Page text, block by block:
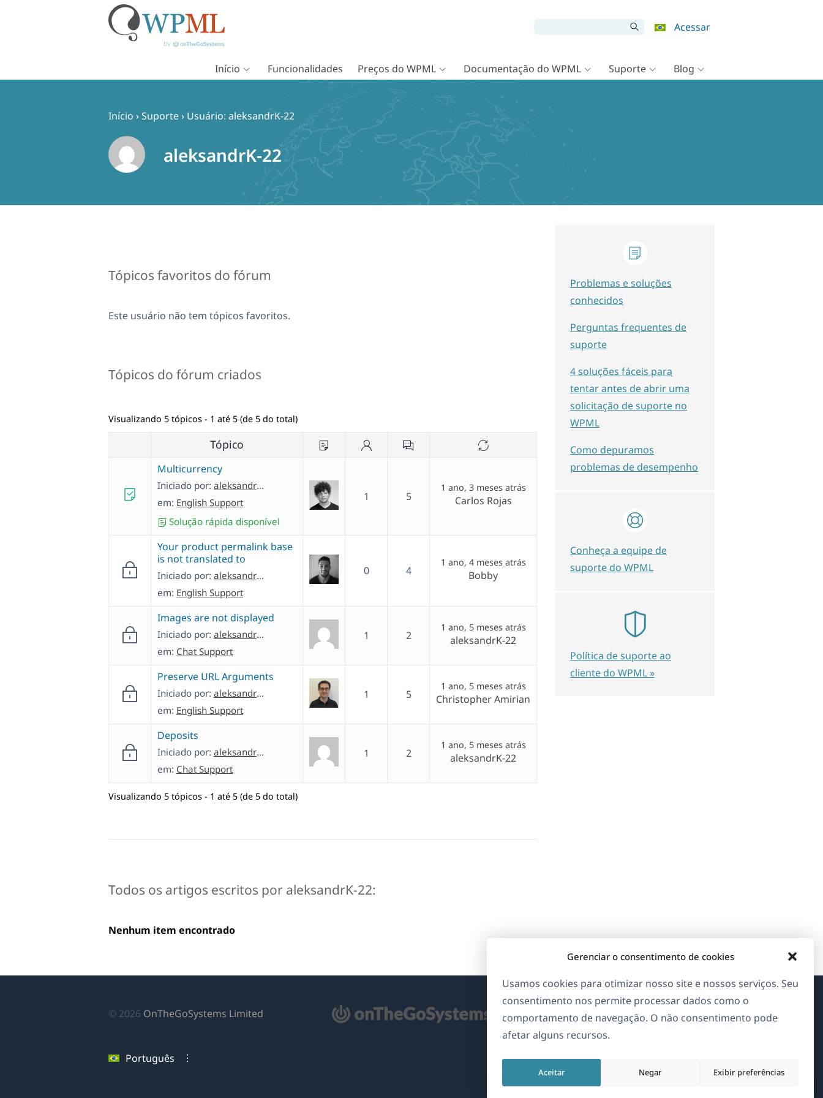
Gerenciar o consentimento de cookies
Usamos cookies para otimizar nosso site e nossos serviços. Seu
consentimento nos permite processar dados como o
comportamento de navegação. O não consentimento pode
afetar alguns recursos.
Aceitar Negar Exibir preferências
Acessar
Início Funcionalidades Preços do WPML Documentação do WPML Suporte Blog
Início ›Suporte› Usuário: aleksandrK-22
aleksandrK-22
Tópicos favoritos do fórum
Este usuário não tem tópicos favoritos.
Tópicos do fórum criados
Visualizando 5 tópicos - 1 até 5 (de 5 do total)
Tópico
Multicurrency
Iniciado por: aleksandrK-22
em: English Support
Solução rápida disponível
1 5
1 ano, 3 meses atrás
Carlos Rojas
Your product permalink base
is not translated to
Iniciado por: aleksandrK-22
em: English Support
0 4
1 ano, 4 meses atrás
Bobby
Images are not displayed
Iniciado por: aleksandrK-22
em: Chat Support
1 2
1 ano, 5 meses atrás
aleksandrK-22
Preserve URL Arguments
Iniciado por: aleksandrK-22
em: English Support
1 5
1 ano, 5 meses atrás
Christopher Amirian
Deposits
Iniciado por: aleksandrK-22
em: Chat Support
1 2
1 ano, 5 meses atrás
aleksandrK-22
Visualizando 5 tópicos - 1 até 5 (de 5 do total)
Todos os artigos escritos por aleksandrK-22:
Nenhum item encontrado
Problemas e soluções
conhecidos
Perguntas frequentes de
suporte
4 soluções fáceis para
tentar antes de abrir uma
solicitação de suporte no
WPML
Como depuramos
problemas de desempenho
Conheça a equipe de
suporte do WPML
Política de suporte ao
cliente do WPML »
© 2026 OnTheGoSystems Limited
Português
Sobre o WPML
GDPR & Política de Privacidade
em